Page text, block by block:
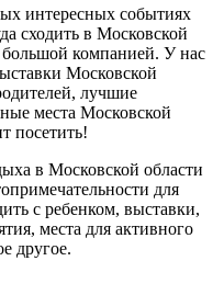
интересных событиях
сходить в Московской
компанией. У нас
Московской
лучшие
места Московской
посетить!
в Московской области
для
с ребенком, выставки,
места для активного
другое.